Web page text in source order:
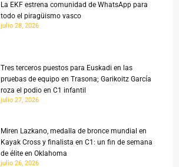
La EKF estrena comunidad de WhatsApp para
todo el piragüismo vasco
julio 28, 2026
Tres terceros puestos para Euskadi en las
pruebas de equipo en Trasona; Garikoitz García
roza el podio en C1 infantil
julio 27, 2026
Miren Lazkano, medalla de bronce mundial en
Kayak Cross y finalista en C1: un fin de semana
de élite en Oklahoma
julio 26, 2026